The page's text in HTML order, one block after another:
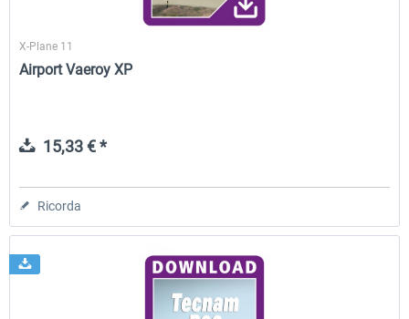
X-Plane 11
Airport Vaeroy XP
15,33 € *
Ricorda